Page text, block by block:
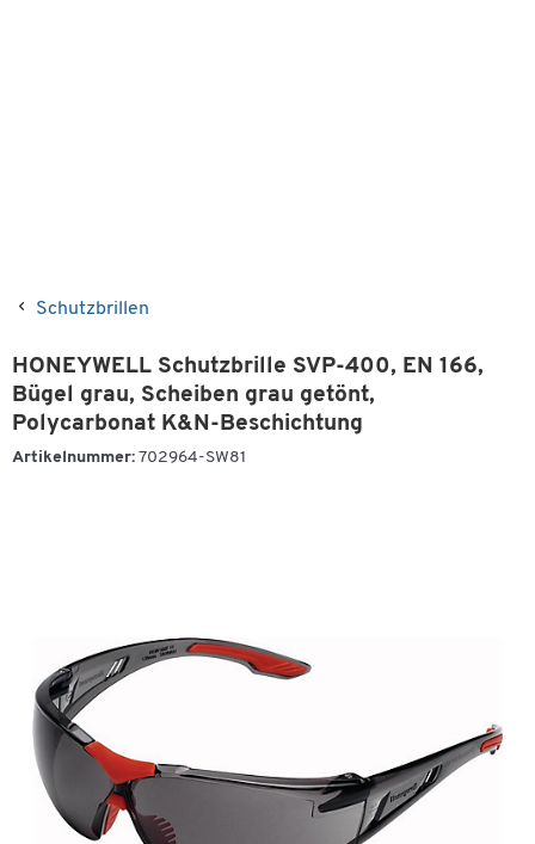
Schutzbrillen
HONEYWELL Schutzbrille SVP-400, EN 166,
Bügel grau, Scheiben grau getönt,
Polycarbonat K&N-Beschichtung
Artikelnummer: 702964-SW81